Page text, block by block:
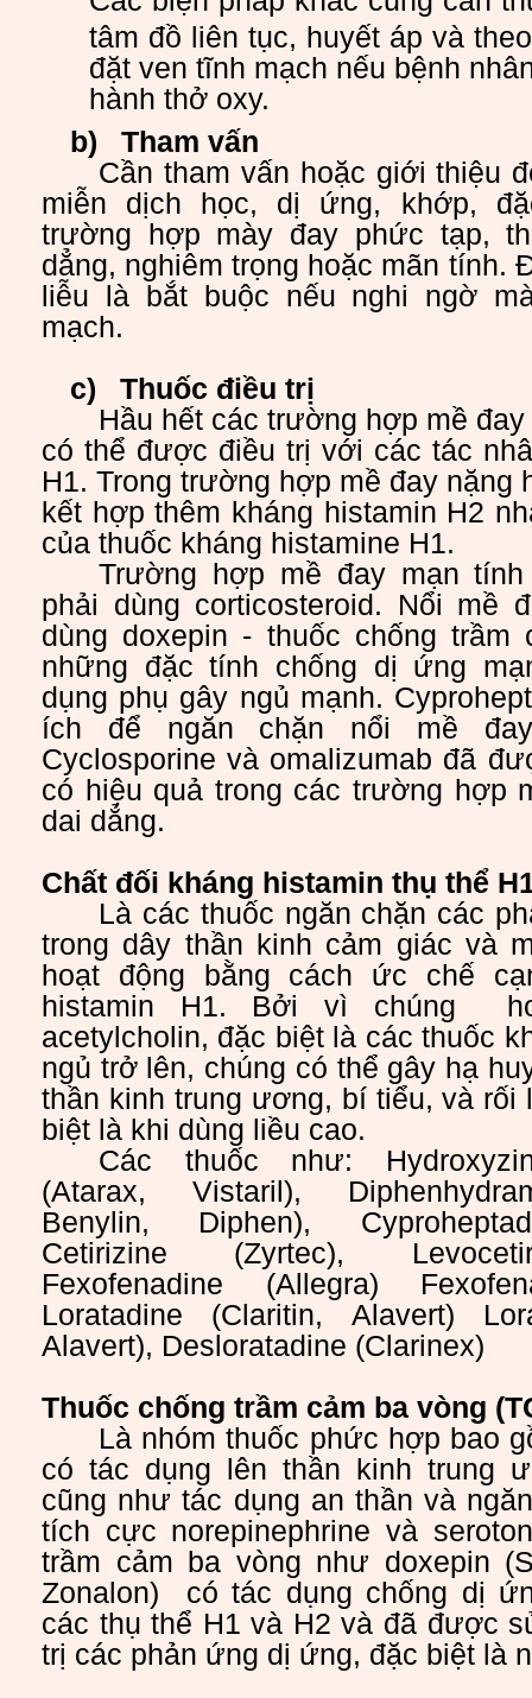
tâm đồ liên tục, huyết áp và
đặt ven tĩnh mạch nếu bệnh
hành thở oxy.
b)
Tham vấn
Cần tham vấn hoặc giới thiệu
miễn dịch học, dị ứng, khớp,
trường hợp mày đay phức tạp,
dẳng, nghiêm trọng hoặc mãn tính.
liễu là bắt buộc nếu nghi ngờ
mạch.
c)
Thuốc điều trị
Hầu hết các trường hợp mề
có thể được điều trị với các tác
H1. Trong trường hợp mề đay nặng
kết hợp thêm kháng histamin H2
của thuốc kháng histamine H1.
Trường hợp mề đay mạn
phải dùng corticosteroid. Nổi mề
dùng doxepin - thuốc chống trầm
những đặc tính chống dị ứng
dụng phụ gây ngủ mạnh.
ích để ngăn chặn nổi mề
Cyclosporine và omalizumab đã
có hiệu quả trong các trường hợp
dai dẳng.
Chất đối kháng histamin thụ thể
Là các thuốc ngăn chặn các
trong dây thần kinh cảm giác và
hoạt động bằng cách ức chế
histamin H1. Bởi vì chúng
acetylcholin, đặc biệt là các thuốc
ngủ trở lên, chúng có thể gây hạ
thần kinh trung ương, bí tiểu, và rối
biệt là khi dùng liều cao.
Các thuốc như:
(Atarax, Vistaril),
Benylin, Diphen),
Cetirizine (Zyrtec),
Fexofenadine (Allegra)
Loratadine (Claritin, Alavert)
Alavert), Desloratadine (Clarinex)
Thuốc chống trầm cảm ba vòng
Là nhóm thuốc phức hợp bao
có tác dụng lên thần kinh trung
cũng như tác dụng an thần và
tích cực norepinephrine và
trầm cảm ba vòng như doxepin
Zonalon) có tác dụng chống dị
các thụ thể H1 và H2 và đã được
trị các phản ứng dị ứng, đặc biệt là